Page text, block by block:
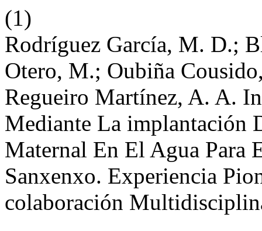
(1)
Rodríguez García, M. D.;
Otero, M.; Oubiña
Regueiro Martínez, A. A.
Mediante La implantación
Maternal En El Agua Para
Sanxenxo. Experiencia
colaboración